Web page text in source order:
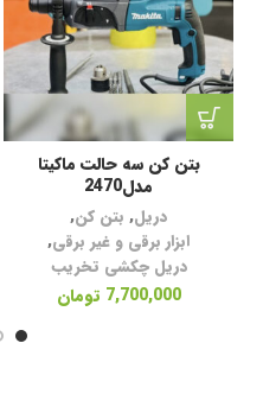
بتن کن سه حالت ماکیتا
مدل2470
دریل, بتن کن,
ابزار برقی و غیر برقی,
دریل چکشی تخریب
7,700,000 تومان